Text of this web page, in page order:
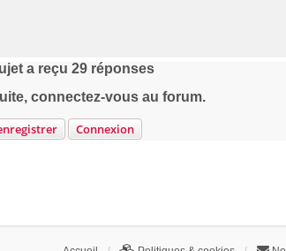
a reçu 29réponses
connectez-vous au forum.
Connexion